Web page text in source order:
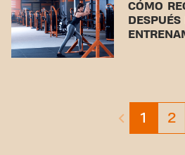
CÓMO
DESPUÉS
Page 1
1 2